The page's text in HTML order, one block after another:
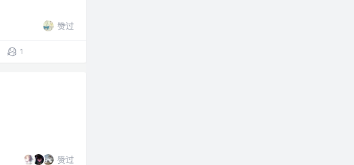
赞过
1
赞过